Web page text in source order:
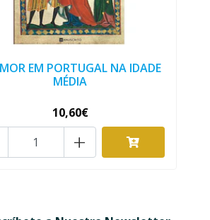
EM PORTUGAL NA IDADE
MÉDIA
10,60€
+